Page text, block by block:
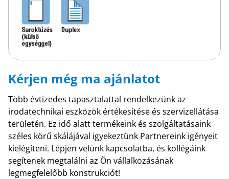
Kérjen még ma ajánlatot
Több évtizedes tapasztalattal rendelkezünk az
irodatechnikai eszközök értékesítése és szervizellátása
területén. Ez idő alatt termékeink és szolgáltatásaink
széles körű skálájával igyekeztünk Partnereink igényeit
kielégíteni. Lépjen velünk kapcsolatba, és kollégáink
segítenek megtalálni az Ön vállalkozásának
legmegfelelőbb konstrukciót!